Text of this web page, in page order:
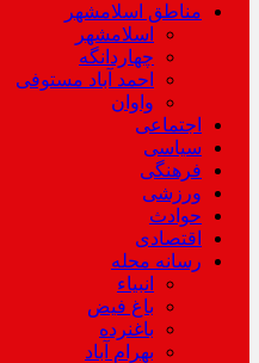
مناطق اسلامشهر
اسلامشهر
چهاردانگه
احمد آباد مستوفی
واوان
اجتماعی
سیاسی
فرهنگی
ورزشی
حوادث
اقتصادی
رسانه محله
انبیاء
باغ فیض
باغنرده
بهرام آباد